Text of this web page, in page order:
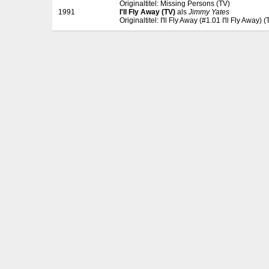
Originaltitel: Missing Persons (TV)
1991
I'll Fly Away (TV) als Jimmy Yates
Originaltitel: I'll Fly Away (#1.01 I'll Fly Away)